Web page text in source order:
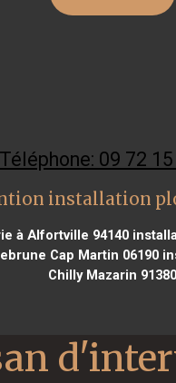
Téléphone: 09 72
installation
à Alfortville 94140
Cap Martin 06190
Chilly Mazarin 91380